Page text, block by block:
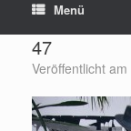
Menü
47
Veröffentlicht am